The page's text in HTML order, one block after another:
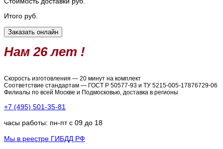
Итого руб.
Нам 26 лет !
Скорость изготовления — 20 минут на комплект
Соответствие стандартам — ГОСТ Р 50577-93 и ТУ 5215-005-17876729-06
Филиалы по всей Москве и Подмосковью, доставка в регионы
+7 (495) 501-35-81
часы работы: пн-пт с 09 до 18
Мы в реестре ГИБДД РФ